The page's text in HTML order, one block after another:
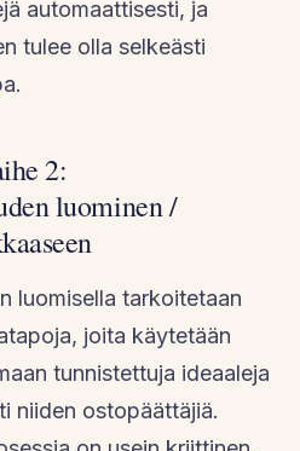
automaattisesti, ja
tulee olla selkeästi
2:
luominen /
luomisella tarkoitetaan
joita käytetään
tunnistettuja ideaaleja
niiden ostopäättäjiä.